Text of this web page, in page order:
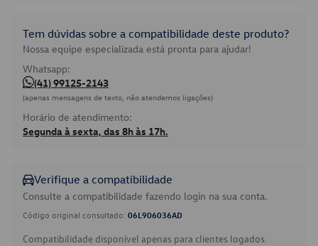
Tem dúvidas sobre a compatibilidade deste produto?
Nossa equipe especializada está pronta para ajudar!
Whatsapp:
(41) 99125-2143
(apenas mensagens de texto, não atendemos ligações)
Horário de atendimento:
Segunda à sexta, das 8h às 17h.
Verifique a compatibilidade
Consulte a compatibilidade fazendo login na sua conta.
Código original consultado: 06L906036AD
Compatibilidade disponível apenas para clientes logados.